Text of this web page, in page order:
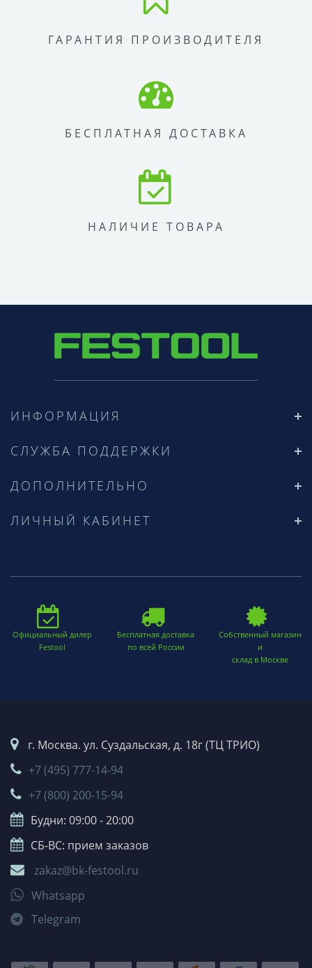
ГАРАНТИЯ ПРОИЗВОДИТЕЛЯ
БЕСПЛАТНАЯ ДОСТАВКА
НАЛИЧИЕ ТОВАРА
ИНФОРМАЦИЯ
СЛУЖБА ПОДДЕРЖКИ
ДОПОЛНИТЕЛЬНО
ЛИЧНЫЙ КАБИНЕТ
Официальный дилер
Festool
Бесплатная доставка
по всей России
Собственный магазин
и
склад в Москве
г. Москва. ул. Суздальская, д. 18г (ТЦ ТРИО)
+7 (495) 777-14-94
+7 (800) 200-15-94
Будни: 09:00 - 20:00
СБ-ВС: прием заказов
zakaz@bk-festool.ru
Whatsapp
Telegram